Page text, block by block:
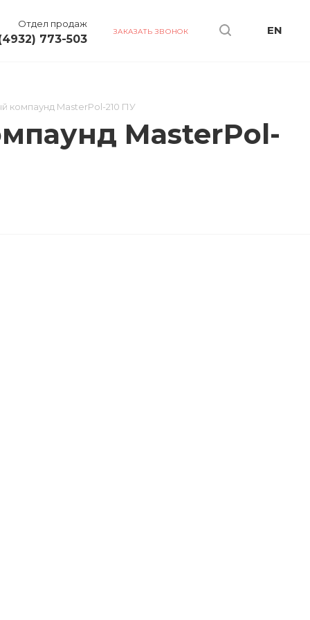
EN
Отдел продаж
773-503
ЗАКАЗАТЬ ЗВОНОК
компаунд MasterPol-210 ПУ
MasterPol-